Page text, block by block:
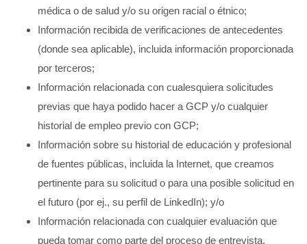
médica o de salud y/o su origen racial o étnico;
Información recibida de verificaciones de antecedentes
(donde sea aplicable), incluida información proporcionada
por terceros;
Información relacionada con cualesquiera solicitudes
previas que haya podido hacer a GCP y/o cualquier
historial de empleo previo con GCP;
Información sobre su historial de educación y profesional
de fuentes públicas, incluida la Internet, que creamos
pertinente para su solicitud o para una posible solicitud en
el futuro (por ej., su perfil de LinkedIn); y/o
Información relacionada con cualquier evaluación que
pueda tomar como parte del proceso de entrevista.